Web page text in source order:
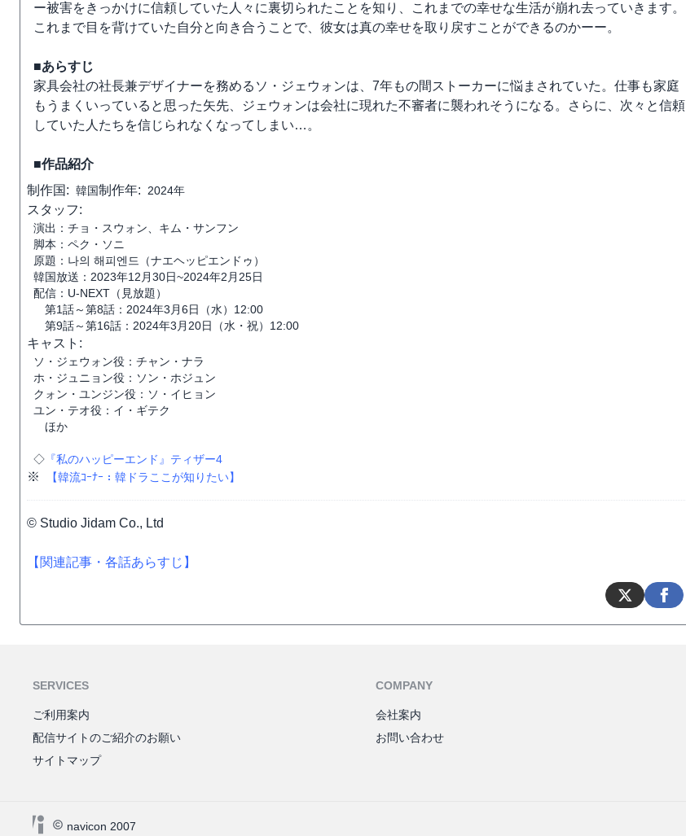
ー被害をきっかけに信頼していた人々に裏切られたことを知り、これまでの幸せな生活が崩れ去っていきます。
これまで目を背けていた自分と向き合うことで、彼女は真の幸せを取り戻すことができるのかーー。
■あらすじ
家具会社の社長兼デザイナーを務めるソ・ジェウォンは、7年もの間ストーカーに悩まされていた。仕事も家庭
もうまくいっていると思った矢先、ジェウォンは会社に現れた不審者に襲われそうになる。さらに、次々と信頼
していた人たちを信じられなくなってしまい…。
■作品紹介
制作国: 韓国制作年: 2024年
スタッフ:
演出：チョ・スウォン、キム・サンフン
脚本：ペク・ソニ
原題：나의 해피엔드（ナエヘッピエンドゥ）
韓国放送：2023年12月30日~2024年2月25日
配信：U-NEXT（見放題）
第1話～第8話：2024年3月6日（水）12:00
第9話～第16話：2024年3月20日（水・祝）12:00
キャスト:
ソ・ジェウォン役：チャン・ナラ
ホ・ジュニョン役：ソン・ホジュン
クォン・ユンジン役：ソ・イヒョン
ユン・テオ役：イ・ギテク
ほか
◇ 『私のハッピーエンド』ティザー4
※ 【韓流ｺｰﾅｰ：韓ドラここが知りたい】
© Studio Jidam Co., Ltd
【関連記事・各話あらすじ】
SERVICES
ご利用案内
配信サイトのご紹介のお願い
サイトマップ
COMPANY
会社案内
お問い合わせ
navicon 2007